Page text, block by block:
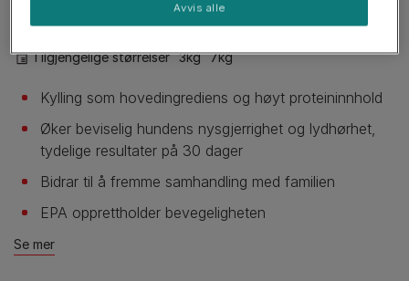
Ingen stemmer ennå
Tilgjengelige størrelser 3kg 7kg
Kylling som hovedingrediens og høyt proteininnhold
Øker beviselig hundens nysgjerrighet og lydhørhet,
tydelige resultater på 30 dager
Bidrar til å fremme samhandling med familien
EPA opprettholder bevegeligheten
Se mer
Avvis alle